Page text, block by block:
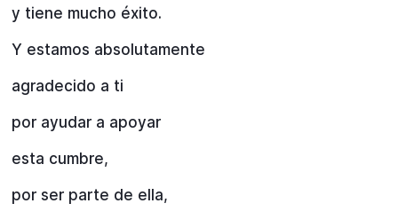
y tiene mucho éxito.
Y estamos absolutamente
agradecido a ti
por ayudar a apoyar
esta cumbre,
por ser parte de ella,